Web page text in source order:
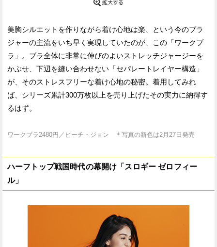
美胸シルエットを作りながら着け心地は楽、という今のブラ
ジャーの主流をいち早く実現していたのが、この「ワークブ
ラ」。ブラ全体に非常に伸びのよいストレッチジャージーを
かぶせ、下辺を縫い合わせない「セパレートレイヤー構造」
が、そのストレスフリーな着け心地の秘密。着用してみれ
ば、シリーズ累計300万枚以上を売り上げたその実力に納得す
るはず。
ワークブラ2480円／ピーチ・ジョン ＊写真の新色は2月27日発売
ハーフトップ戦国時代の幕開け「スロギー ゼロフィー
ル」